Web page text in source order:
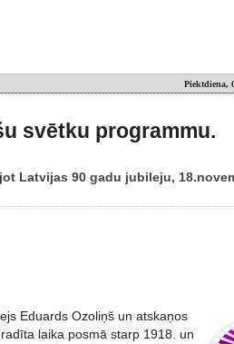
Piektdiena,
svētku programmu.
Latvijas 90 gadu jubileju,
Eduards Ozoliņš un atskaņos
laika posmā starp 1918. un